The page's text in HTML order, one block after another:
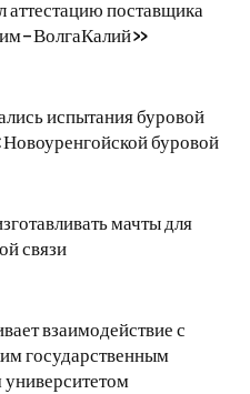
поставщика
ВолгаКалий»
испытания буровой
буровой
мачты для
связи
взаимодействие с
государственным